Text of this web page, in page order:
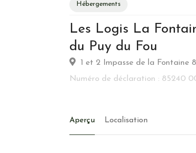
Hébergements
Habitation
Type d’hebergement :
Commune :Village
Energie
Puit de lumière
Les Logis La
du Puy du Fou
1 et 2 Impasse de la Fontaine
Numéro de déclaration : 85240
Aperçu Localisation